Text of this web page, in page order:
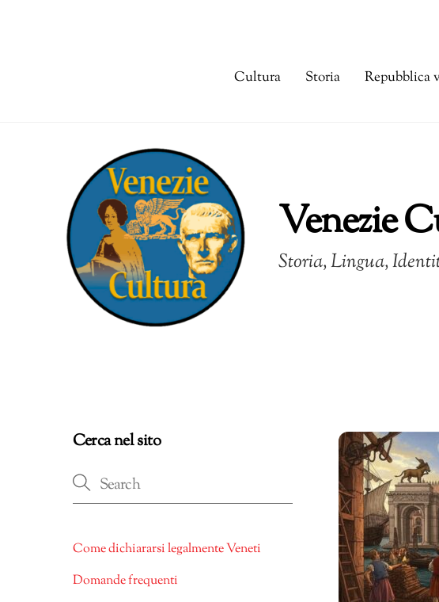
Cultura Storia Repubblica
Venezie
Storia, Lingua,
Cerca nel sito
Come dichiararsi legalmente Veneti
Domande frequenti